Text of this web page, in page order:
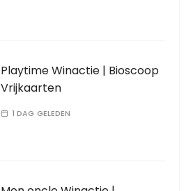
Playtime Winactie | Bioscoop
Vrijkaarten
1 DAG GELEDEN